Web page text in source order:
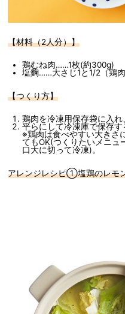
【材料（2人分）】
鶏むね肉……1枚(約300g)
塩麴……大さじ1と1/2（鶏肉
【つくり方】
鶏肉を冷凍用保存袋に入れ
平らにして冷凍庫で保存す
※鶏肉は食べやすい大きさ
てもOK(つくりたいメニュ
口大に切って冷凍)。
アレンジレシピ①塩鶏のレモ